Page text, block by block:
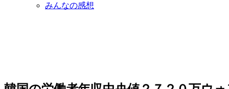
みんなの感想